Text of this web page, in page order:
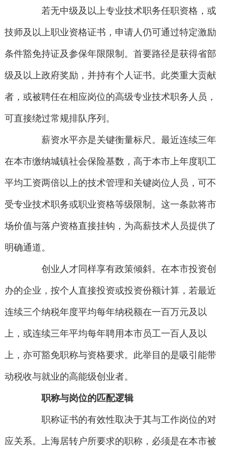
若无中级及以上专业技术职务任职资格，或
技师及以上职业资格证书，申请人仍可通过特定激励
条件豁免持证及参保年限限制。首要路径是获得省部
级及以上政府奖励，并持有个人证书。此类重大贡献
者，或被聘任在相应岗位的高级专业技术职务人员，
可直接绕过常规排队序列。
薪资水平亦是关键衡量标尺。最近连续三年
在本市缴纳城镇社会保险基数，高于本市上年度职工
平均工资两倍以上的技术管理和关键岗位人员，可不
受专业技术职务或职业资格等级限制。这一条款将市
场价值与落户资格直接挂钩，为高薪技术人员提供了
明确通道。
创业人才同样享有政策倾斜。在本市投资创
办的企业，按个人直接投资或投资份额计算，若最近
连续三个纳税年度平均每年纳税额在一百万元及以
上，或连续三年平均每年聘用本市员工一百人及以
上，亦可豁免职称与资格要求。此举目的是吸引能带
动税收与就业的高能级创业者。
职称与岗位的匹配逻辑
职称证书的有效性取决于其与工作岗位的对
应关系。上海居转户所要求的职称，必须是在本市被